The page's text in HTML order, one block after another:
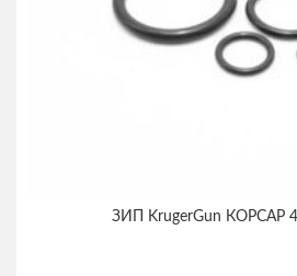
ЗИП KrugerGun КОРСАР